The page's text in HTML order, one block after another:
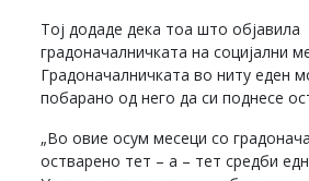
Тој додаде дека тоа што објавила
градоначалничката на социјални
Градоначалничката во ниту еден
побарано од него да си поднесе
„Во овие осум месеци со
остварено тет – а – тет средби